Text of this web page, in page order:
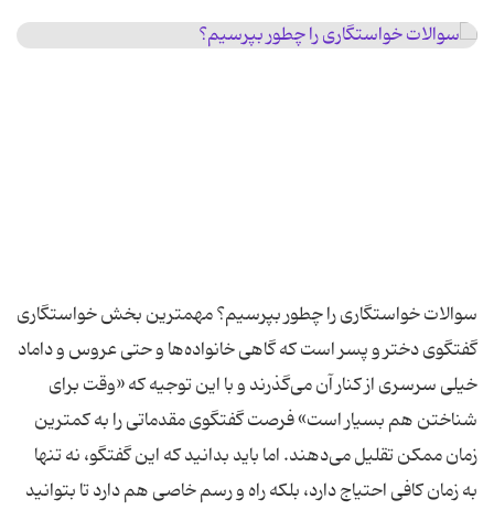
سوالات خواستگاری را چطور بپرسیم؟ مهمترین بخش خواستگاری
گفتگوی دختر و پسر است که گاهی خانواده‌ها و حتی عروس و داماد
خیلی سرسری از کنار آن می‌گذرند و با این توجیه ‌که «وقت برای
شناختن هم بسیار است» فرصت گفتگوی مقدماتی را به کمترین
زمان ممکن تقلیل می‌دهند. اما باید بدانید که این گفتگو، نه تنها
به زمان کافی احتیاج دارد، بلکه راه و رسم خاصی هم دارد تا بتوانید